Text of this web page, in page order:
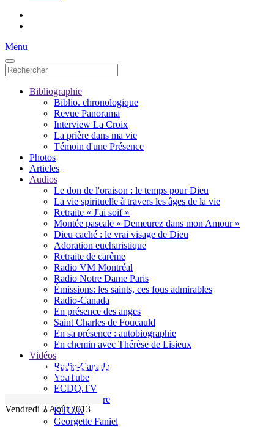
Menu
Bibliographie
Biblio. chronologique
Revue Panorama
Interview La Croix
La prière dans ma vie
Témoin d'une Présence
Photos
Articles
Audios
Le don de l'oraison : le temps pour Dieu
La vie spirituelle à travers les âges de la vie
Retraite « J'ai soif »
Montée pascale « Demeurez dans mon Amour »
Dieu caché : le vrai visage de Dieu
Adoration eucharistique
Retraite de carême
Radio VM Montréal
Radio Notre Dame Paris
Émissions: les saints, ces fous admirables
Radio-Canada
En présence des anges
Saint Charles de Foucauld
En sa présence : autobiographie
En chemin avec Thérèse de Lisieux
Vidéos
Radio-Canada
YouTube
ECDQ.TV
Sel et Lumière
KTO.tv
Georgette Faniel
Le blogue de Jacques Gauthier
Vendredi 2 Août 2013